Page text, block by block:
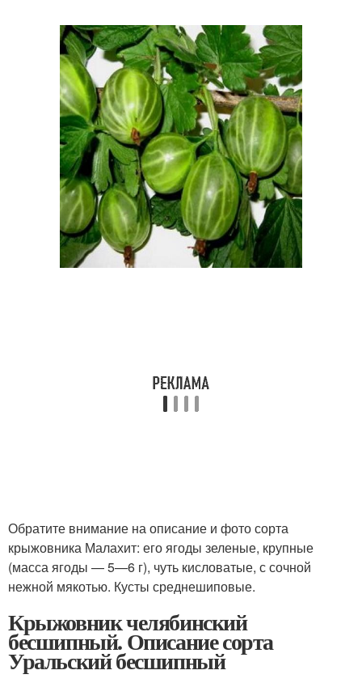
Обратите внимание на описание и фото сорта
крыжовника Малахит: его ягоды зеленые, крупные
(масса ягоды — 5—6 г), чуть кисловатые, с сочной
нежной мякотью. Кусты среднешиповые.
Крыжовник челябинский
бесшипный. Описание сорта
Уральский бесшипный